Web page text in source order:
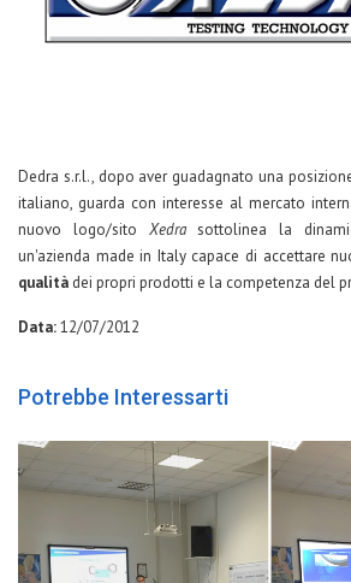
Dedra s.r.l., dopo aver guadagnato una
italiano, guarda con interesse al mercato
nuovo logo/sito Xedrasottolinea la
un'azienda made in Italy capace di accettare
qualità dei propri prodotti e la competenza del
Data:12/07/2012
Potrebbe Interessarti